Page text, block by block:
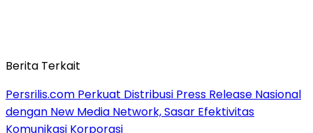
Berita Terkait
Persrilis.com Perkuat Distribusi Press Release Nasional
dengan New Media Network, Sasar Efektivitas
Komunikasi Korporasi